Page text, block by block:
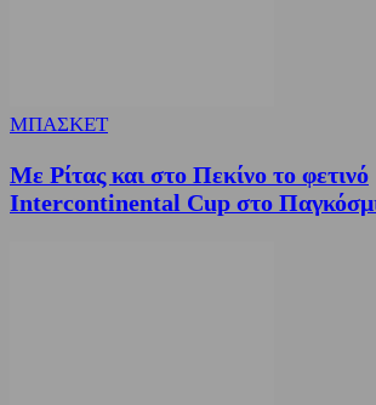
ΜΠΑΣΚΕΤ
Με Ρίτας και στο Πεκίνο το φετινό
Intercontinental Cup στο